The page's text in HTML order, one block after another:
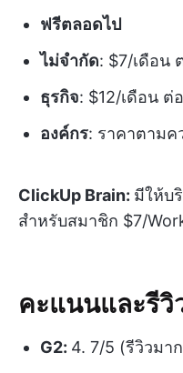
ฟรีตลอดไป
ไม่จำกัด: $7/เดือน
ธุรกิจ: $12/เดือน ต่
องค์กร: ราคาตามค
ClickUp Brain: มีให้บ
สำหรับสมาชิก $7/
คะแนนและรีวิ
G2: 4. 7/5 (รีวิวมา